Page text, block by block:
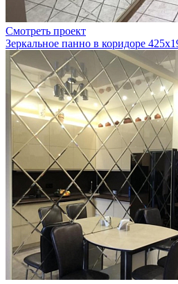
Смотреть проект
Зеркальное панно в коридоре